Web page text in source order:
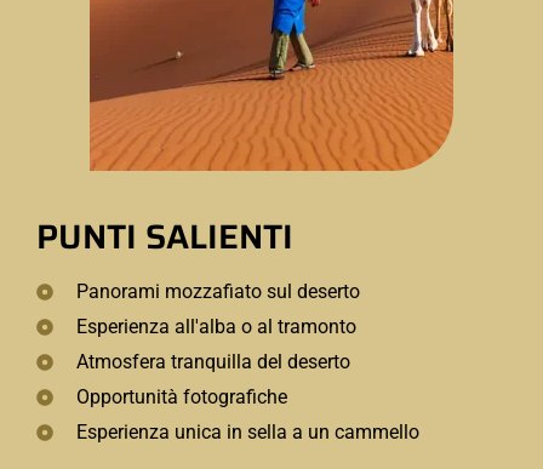
PUNTI SALIENTI
Panorami mozzafiato sul deserto
Esperienza all'alba o al tramonto
Atmosfera tranquilla del deserto
Opportunità fotografiche
Esperienza unica in sella a un cammello